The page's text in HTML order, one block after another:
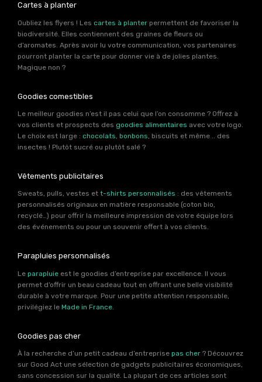
Cartes à planter
Oubliez les flyers ! Les cartes à planter permettent de favoriser la
biodiversité. Elles contiennent des graines de fleurs ou
d’aromates. Après avoir lu votre communication, vos partenaires
pourront planter la carte pour donner vie à de jolies plantes.
Magique non ?
Goodies comestibles
Le meilleur goodies n’est il pas celui que l’on consomme ? Offrez à
vos clients et prospects des goodies alimentaires avec votre logo.
Le choix est large : chocolats, bonbons, biscuits et même .. des
insectes ! Plutôt sucré ou plutôt salé ?
Vêtements publicitaires
Sweats, pulls, vestes et t-shirts personnalisés : des vêtements
personnalisés originaux en matière responsable (coton bio,
recyclé…) pour offrir la meilleure impression de votre équipe lors
des événements ou pour un souvenir offert à vos clients.
Parapluies personnalisés
Le parapluie est le goodies d’entreprise par excellence. Il vous
permet d’offrir un beau cadeau tout en offrant une belle visibilité
durable à votre marque. Pour une petite attention responsable,
privilégiez le Made in France
Goodies pas cher
À la recherche d’un petit cadeau d’entreprise pas cher ? Découvrez
sur Good Act une sélection de gadgets publicitaires économiques,
sans concession sur la qualité. La plupart de ces articles sont